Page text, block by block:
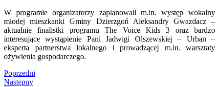
W programie organizatorzy zaplanowali m.in. występ wokalny
młodej mieszkanki Gminy Dzierzgoń Aleksandry Gwazdacz –
aktualnie finalistki programu The Voice Kids 3 oraz bardzo
interesujące wystąpienie Pani Jadwigi Olszewskiej – Urban –
eksperta partnerstwa lokalnego i prowadzącej m.in. warsztaty
ożywienia gospodarczego.
Poprzedni
Następny